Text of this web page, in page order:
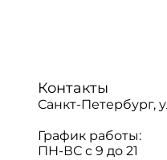
Контакты
Санкт-Петербург,
График работы:
ПН-ВС с 9 до 21